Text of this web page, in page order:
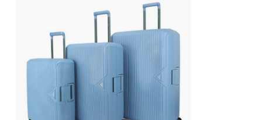
- Overzichtelijke indeling met ritsvak in het deksel en elastische
- Koffers passen in elkaar en zijn ruimtebesparend op te bergen.
- 2 jaar fabrieksgarantie voor extra zekerheid op je aankoop.
*Let op: handbagage-regels verschillen per
gewichten op de website van jouw airline.
Instellen cijferslot:
Stap 1: Zorg dat het slot op de ingestelde code staat (standaard
Stap 2: Open het slot en klap het rode klepje aan de achterkant